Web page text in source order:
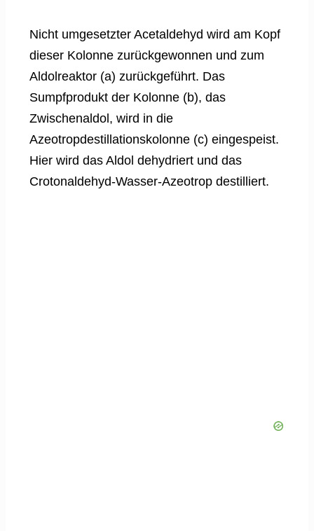
Nicht umgesetzter Acetaldehyd wird am Kopf
dieser Kolonne zurückgewonnen und zum
Aldolreaktor (a) zurückgeführt. Das
Sumpfprodukt der Kolonne (b), das
Zwischenaldol, wird in die
Azeotropdestillationskolonne (c) eingespeist.
Hier wird das Aldol dehydriert und das
Crotonaldehyd-Wasser-Azeotrop destilliert.